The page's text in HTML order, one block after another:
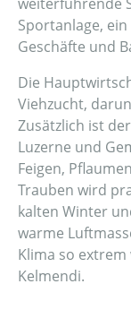
Sportanlage,
Geschäfte und
Die
Viehzucht,
Zusätzlich ist
Luzerne und
Feigen,
Trauben wird
kalten Winter
warme
Klima so
Kelmendi.